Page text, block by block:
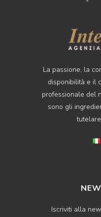
La passione, la
disponibilità e il
professionale del
sono gli
Iscriviti alla